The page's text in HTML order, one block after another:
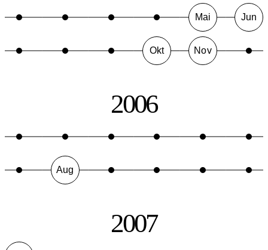
Mai Jun
Okt Nov
2006
Aug
2007